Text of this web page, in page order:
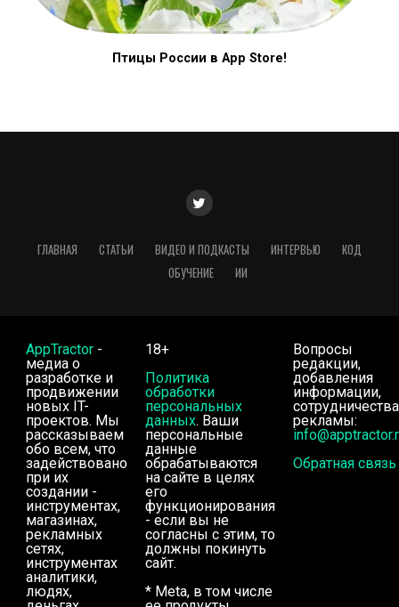
Птицы России в App Store!
ГЛАВНАЯ СТАТЬИ ВИДЕО И ПОДКАСТЫ ИНТЕРВЬЮ
КОД
ОБУЧЕНИЕ
ИИ
AppTractor-
медиа о
разработке и
продвижении
новых IT-
проектов. Мы
рассказываем
обо всем, что
задействовано
при их
создании -
инструментах,
магазинах,
рекламных
сетях,
инструментах
аналитики,
людях,
18+
Политика
обработки
персональных
данных. Ваши
персональные
данные
обрабатываются
на сайте в целях
его
функционирования
- если вы не
согласны с этим, то
должны покинуть
сайт.
* Meta, в том числе
Вопросы
редакции,
добавления
информации,
рекламы:
Обратная связь